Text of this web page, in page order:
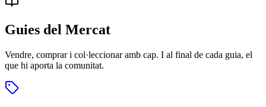
Guies del Mercat
Vendre, comprar i col·leccionar amb cap. I al final de cada guia, el
que hi aporta la comunitat.